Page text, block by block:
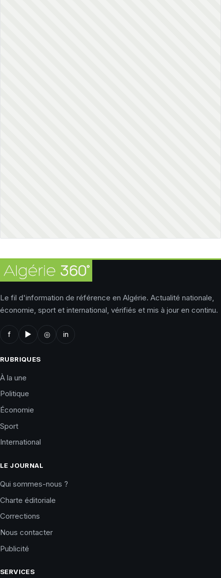
Le fil d'information de référence en Algérie. Actualité nationale,
économie, sport et international, vérifiés et mis à jour en continu.
f ▶ ◎ in
RUBRIQUES
À la une
Politique
Économie
Sport
International
LE JOURNAL
Qui sommes-nous ?
Charte éditoriale
Corrections
Nous contacter
Publicité
SERVICES